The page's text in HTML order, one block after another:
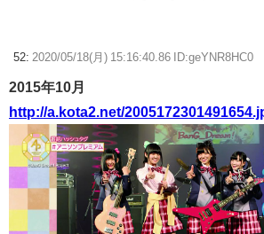
52: 2020/05/18(月) 15:16:40.86 ID:geYNR8HC0
2015年10月
http://a.kota2.net/